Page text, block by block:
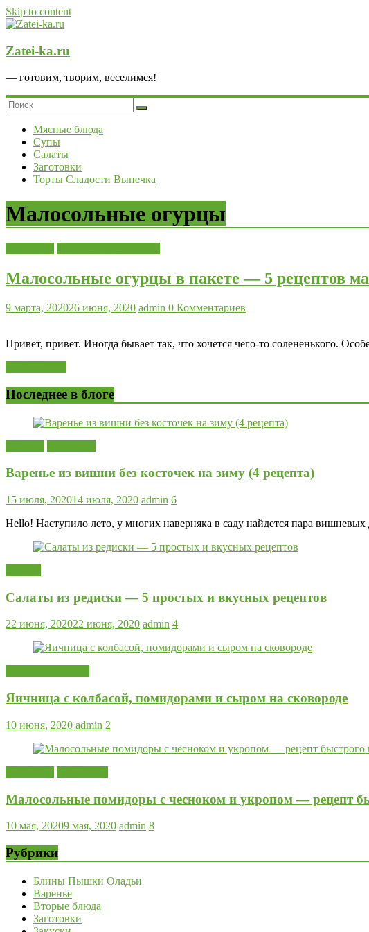
Skip to content
Zatei-ka.ru
— готовим, творим, веселимся!
Мясные блюда
Супы
Салаты
Заготовки
Торты Сладости Выпечка
Малосольные огурцы
Малосольные огурцы в пакете — 5 рецептов
9 марта, 202026 июня, 2020 admin 0 Комментариев
Привет, привет. Иногда бывает так, что хочется чего-то солененького.
Последнее в блоге
Варенье из вишни без косточек на зиму (4 рецепта)
15 июля, 202014 июля, 2020 admin 6
Hello! Наступило лето, у многих наверняка в саду найдется пара
Салаты из редиски — 5 простых и вкусных рецептов
22 июня, 202022 июня, 2020 admin 4
Яичница с колбасой, помидорами и сыром на сковороде
10 июня, 2020 admin 2
Малосольные помидоры с чесноком и укропом — рецепт
10 мая, 20209 мая, 2020 admin 8
Рубрики
Блины Пышки Оладьи
Варенье
Вторые блюда
Заготовки